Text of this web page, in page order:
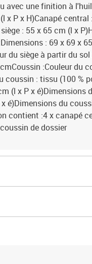
avec une finition à
x P x H)Canapé
: 55 x 65 cm (l x
: 69 x 69 x
du siège à partir du
:Couleur du
coussin : tissu (100 %
(l x P x é)Dimensions
é)Dimensions du
contient :4 x canapé
de dossier